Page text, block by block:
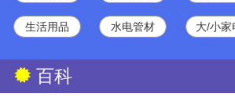
生活用品 水电管材 大/小家
百科